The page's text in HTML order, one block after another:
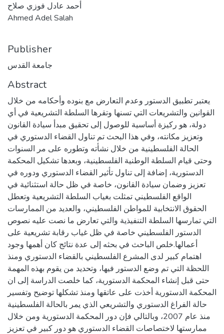
أحمد عادل فوزي صلاح
Ahmed Adel Salah
Publisher
جامعة القدس
Abstract
يعتبر تطبيق الدستور وعدم التعارض مع بنوده وأحكامه من خلال
القوانين والتشريعات التي تسنها وتقرها السلطة التشريعية في أي
دولة، هو ركيزة أساسية للوصول إلى تحقيق مبدأ سيادة القانون
وتعزيز مكانته، وفي هذا البحث تم تناول القضاء الدستوري في
الحالة الفلسطينية من خلال نشأته وتطوره على مر السنوات
وحتى قيام السلطة الوطنية الفلسطينية، وبعدها تشكيل المحكمة
الدستورية، إضافة إلى تناول تأثير القضاء الدستوري ودوره في
تعزيز وضمان سيادة القانون، خاصة في ظل حالة استثنائية في
الواقع الفلسطيني تمثلت بغياب السلطة التشريعية وتعطل
الحقوق الانتخابية للمواطن الفلسطيني، والعديد من الممارسات
التي تمارسها السلطة التنفيذية والتي تعارض ما نصت عليه نصوص
الدستور الفلسطيني خاصة في ظل غياب رقابة تشريعية على
أعمالها.خلص الباحث في بحثه إلى عدة نتائج كان أهمها وجود
اهتمام كبير لدى المشرع الفلسطيني بالقضاء الدستوري ومنذ
اللحظة التي تم وضع الدستور فيها، وتحديد من يقوم بهذه المهمة
حتى قبل إنشاء المحكمة الدستورية، كما خلصت الدراسة إلى ان
المحكمة الدستورية أخذت على عاتقها ومنذ تشكلها توضيح وتفسير
حالة الفراغ الدستوري والتشريعي الذي يمر بالحالة الفلسطينية
منذ عام 2007، وبالتالي فإن دور المحكمة الدستورية ومن خلال
ممارستها لاختصاصات القضاء الدستوري هو دور كبير في تعزيز